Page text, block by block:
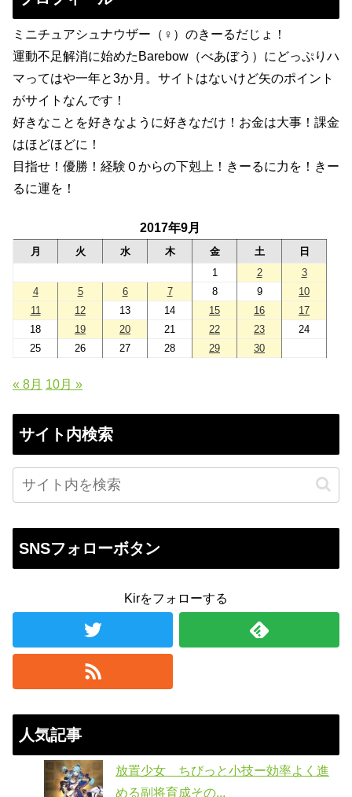
ミニチュアシュナウザー（♀）のきーるだじょ！
運動不足解消に始めたBarebow（べあぼう）にどっぷりハ
マってはや一年と3か月。サイトはないけど矢のポイント
がサイトなんです！
好きなことを好きなように好きなだけ！お金は大事！課金
はほどほどに！
目指せ！優勝！経験０からの下剋上！きーるに力を！きー
るに運を！
2017年9月
月 火 水 木 金 土
日
1
2
3
4
5 6 7 8 9
10
11
12 13 14 15 16
17
18
19 20 21 22 23
24
25
26 27 28 29 30
« 8月 10月 »
サイト内検索
SNSフォローボタン
Kirをフォローする
人気記事
放置少女 ちびっと小技ー効率よく進
める副将育成その...